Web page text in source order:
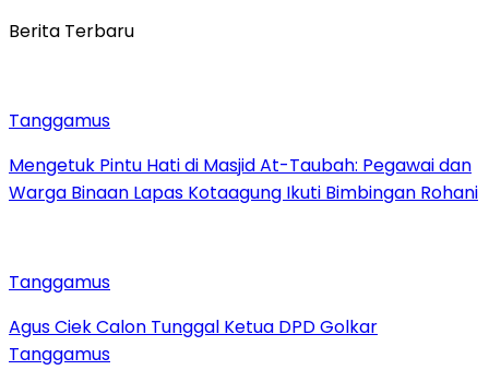
Berita Terbaru
Tanggamus
Mengetuk Pintu Hati di Masjid At-Taubah: Pegawai dan
Warga Binaan Lapas Kotaagung Ikuti Bimbingan Rohani
Tanggamus
Agus Ciek Calon Tunggal Ketua DPD Golkar
Tanggamus